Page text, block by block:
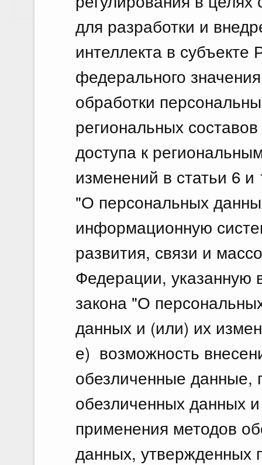
для разработки и
интеллекта в
федерального
обработки
региональных
доступа к
изменений в статьи 6
"О персональных
информационную
развития, связи и
Федерации, указанную
закона "О
данных и (или) их
е) возможность
обезличенные данные,
обезличенных данных
применения методов
данных, утвержденных
Показать еще